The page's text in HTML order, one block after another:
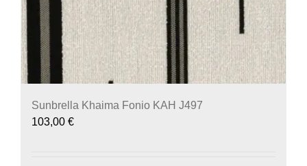
Sunbrella Khaima Fonio KAH J497
103,00 €